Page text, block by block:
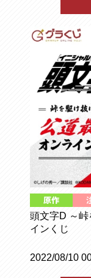
頭文字D ～
インくじ
2022/08/10